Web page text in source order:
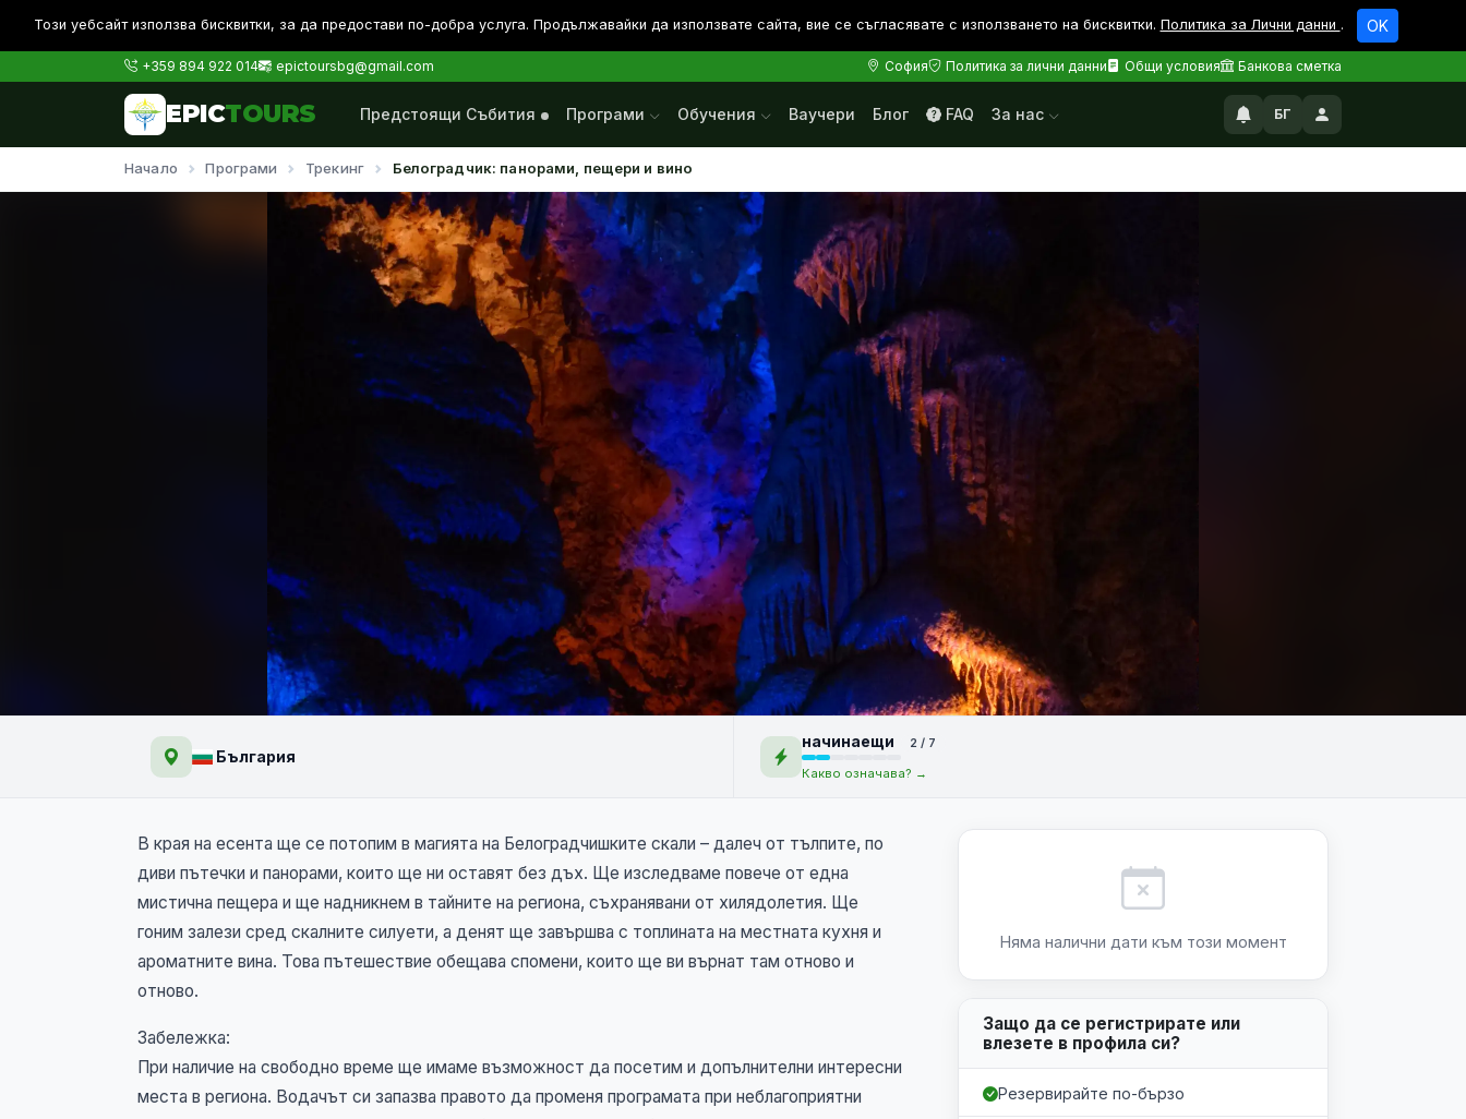
Този уебсайт използва бисквитки, за да предостави по-дoбра услуга. Продължавайки да използвате сайта, вие се съгласявате с използването на бисквитки. Политика за Лични данни . OK
+359 894 922 014 epictoursbg@gmail.com София Политика за лични данни Общи условия Банкова сметка
EPICTOURS Предстоящи Събития Програми Обучения Ваучери Блог FAQ За нас БГ
Начало Програми Трекинг Белоградчик: панорами, пещери и вино
Белоградчик: панорами, пещери и
България
начинаещи
2 / 7
Какво означава? →
В края на есента ще се потопим в магията на Белоградчишките скали – далеч от тълпите, по
диви пътечки и панорами, които ще ни оставят без дъх. Ще изследваме повече от една
мистична пещера и ще надникнем в тайните на региона, съхранявани от хилядолетия. Ще
гоним залези сред скалните силуети, а денят ще завършва с топлината на местната кухня и
ароматните вина. Това пътешествие обещава спомени, които ще ви върнат там отново и
отново.
Забележка:
При наличие на свободно време ще имаме възможност да посетим и допълнителни интересни
места в региона. Водачът си запазва правото да променя програмата при неблагоприятни
Няма налични дати към този момент
Защо да се регистрирате или
влезете в профила си?
Резервирайте по-бързо